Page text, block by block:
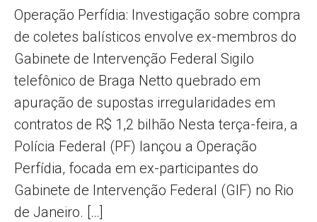
Operação Perfídia: Investigação sobre compra
de coletes balísticos envolve ex-membros do
Gabinete de Intervenção Federal Sigilo
telefônico de Braga Netto quebrado em
apuração de supostas irregularidades em
contratos de R$ 1,2 bilhão Nesta terça-feira, a
Polícia Federal (PF) lançou a Operação
Perfídia, focada em ex-participantes do
Gabinete de Intervenção Federal (GIF) no Rio
de Janeiro. […]